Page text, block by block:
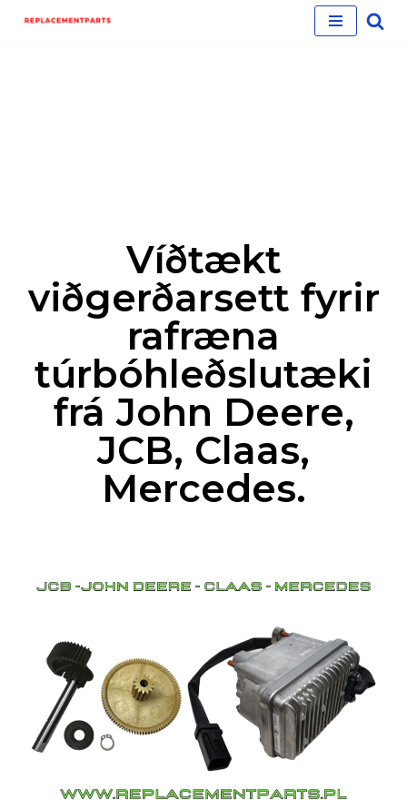
Víðtækt
viðgerðarsett fyrir
rafræna
túrbóhleðslutæki
frá John Deere,
JCB, Claas,
Mercedes.